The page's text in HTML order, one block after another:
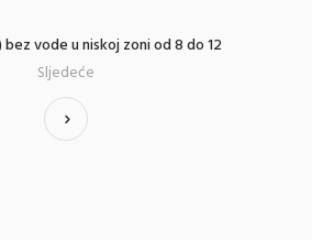
vode u niskoj zoni od 8 do 12
Sljedeće